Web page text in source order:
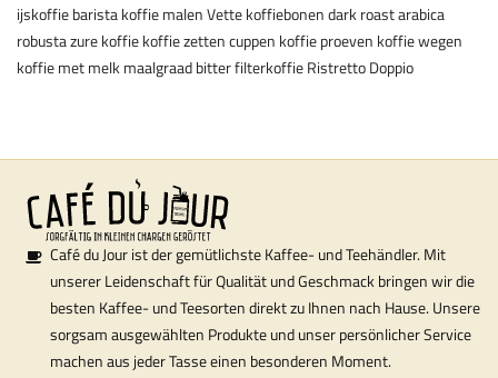
ijskoffiebaristakoffie malenVette koffiebonendark roastarabica
robustazure koffiekoffie zettencuppen koffie proeven koffie wegen
koffie met melkmaalgraadbitterfilterkoffieRistrettoDoppio
Café du Jour ist der gemütlichste Kaffee- und Teehändler. Mit
unserer Leidenschaft für Qualität und Geschmack bringen wir die
besten Kaffee- und Teesorten direkt zu Ihnen nach Hause. Unsere
sorgsam ausgewählten Produkte und unser persönlicher Service
machen aus jeder Tasse einen besonderen Moment.